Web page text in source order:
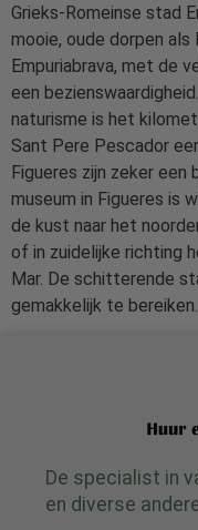
Grieks-Romeinse stad
mooie, oude dorpen als
Empuriabrava, met de
een
naturisme is het
Sant Pere Pescador
Figueres zijn zeker een
museum in Figueres is
de kust naar het
of in zuidelijke richting
Mar. De schitterende
gemakkelijk te bereiken.
De specialist in
en diverse